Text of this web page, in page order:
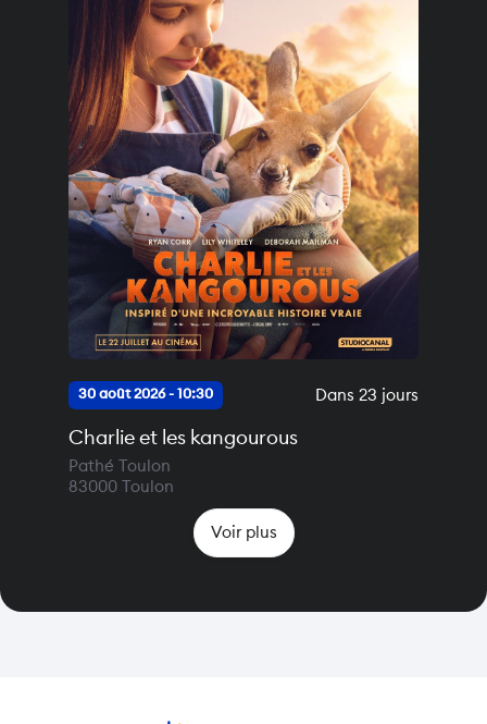
30 août 2026 - 10:30 Dans 23 jours
Charlie et les kangourous
Pathé Toulon
83000
Toulon
Voir plus